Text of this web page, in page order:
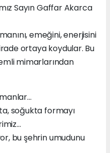
Sayın Gaffar Akarca
emeğini, enerjisini
ortaya koydular. Bu
mimarlarından
soğukta formayı
bu şehrin umudunu